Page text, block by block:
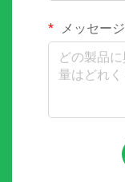
メッセージ